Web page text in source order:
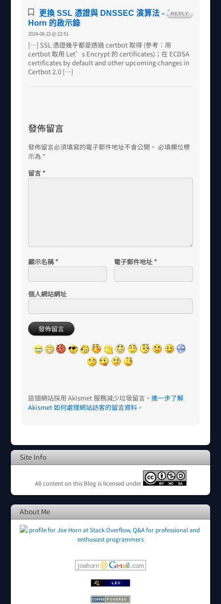
更換 SSL 憑證與 DNSSEC 演算法 - Joe
Horn 的啟示錄
2024-08-22 @ 22:51
[…] SSL 憑證幾乎都是透過 certbot 取得 (參考：用
certbot 取用 Let’s Encrypt 的 certificates)；在 ECDSA
certificates by default and other upcoming changes in
Certbot 2.0 […]
REPLY
發佈留言
發佈留言必須填寫的電子郵件地址不會公開。 必填欄位標
示為 *
留言 *
顯示名稱 * 電子郵件地址 *
個人網站網址
這個網站採用 Akismet 服務減少垃圾留言。進一步了解
Akismet 如何處理網站訪客的留言資料 。
Site Info
All content on this Blog is licensed under
About Me